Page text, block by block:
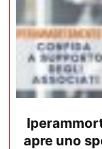
apre uno